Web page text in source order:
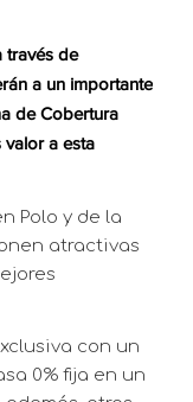
través de
a un importante
de Cobertura
valor a esta
Polo y de la
atractivas
con un
0% fija en un